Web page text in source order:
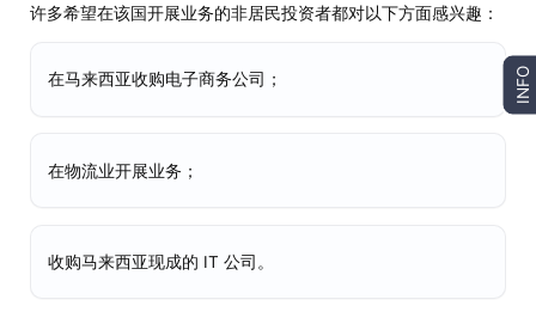
许多希望在该国开展业务的非居民投资者都对以下方面感兴趣：
在马来西亚收购电子商务公司；
在物流业开展业务；
收购马来西亚现成的 IT 公司。
INFO